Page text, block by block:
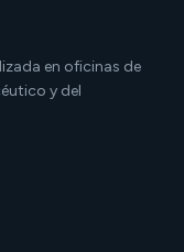
en oficinas de
y del